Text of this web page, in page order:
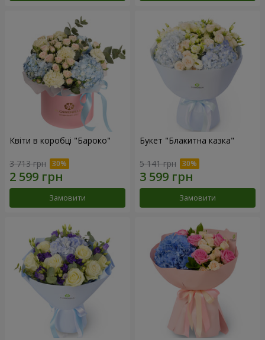
Квіти в коробці "Бароко"
3 713 грн
Замовити
Букет "Блакитна казка"
5 141 грн
Замовити